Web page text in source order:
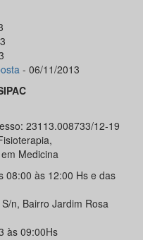
- 06/11/2013
23113.008733/12-19
Medicina
08:00 às 12:00 Hs e das
n, Bairro Jardim Rosa
às 09:00Hs